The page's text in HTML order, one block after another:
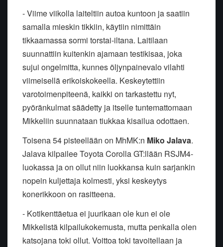
- Viime viikolla laiteltiin autoa kuntoon ja saatiin
samalla mieskin tikkiin, käytiin nimittäin
tikkaamassa sormi torstai-iltana. Laitilaan
suunnattiin kuitenkin ajamaan testikisaa, joka
sujui ongelmitta, kunnes öljynpainevalo vilahti
viimeisellä erikoiskokeella. Keskeytettiin
varotoimenpiteenä, kaikki on tarkastettu nyt,
pyöränkulmat säädetty ja itselle tuntemattomaan
Mikkeliin suunnataan tiukkaa kisailua odottaen.
Toisena 54 pisteellään on MhMK:n Miko Jalava.
Jalava kilpailee Toyota Corolla GT:llään RSJM4-
luokassa ja on ollut niin luokkansa kuin sarjankin
nopein kuljettaja kolmesti, yksi keskeytys
konerikkoon on rasitteena.
- Kotikenttäetua ei juurikaan ole kun ei ole
Mikkelistä kilpailukokemusta, mutta penkalla olen
katsojana toki ollut. Voittoa toki tavoitellaan ja